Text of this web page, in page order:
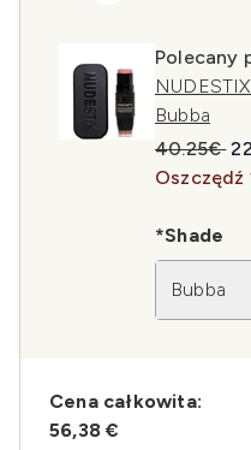
Polecany
Bubba
40.25€
Oszczędź
*Shade
Bubba
Cena całkowita:
56,38 €